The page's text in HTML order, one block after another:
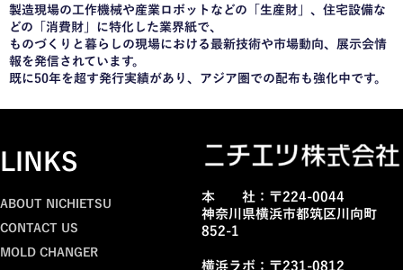
製造現場の工作機械や産業ロボットなどの「生産財」、住宅設備な
どの「消費財」に特化した業界紙で、
ものづくりと暮らしの現場における最新技術や市場動向、展示会情
報を発信されています。
既に50年を超す発行実績があり、アジア圏での配布も強化中です。
LINKS
ABOUT NICHIETSU
CONTACT US
MOLD CHANGER
本 社：〒224-0044
神奈川県横浜市都筑区川向町
852-1
横浜ラボ：〒231-0812